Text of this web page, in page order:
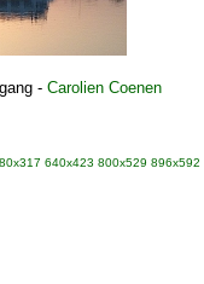
- Carolien Coenen
640x423 800x529 896x592